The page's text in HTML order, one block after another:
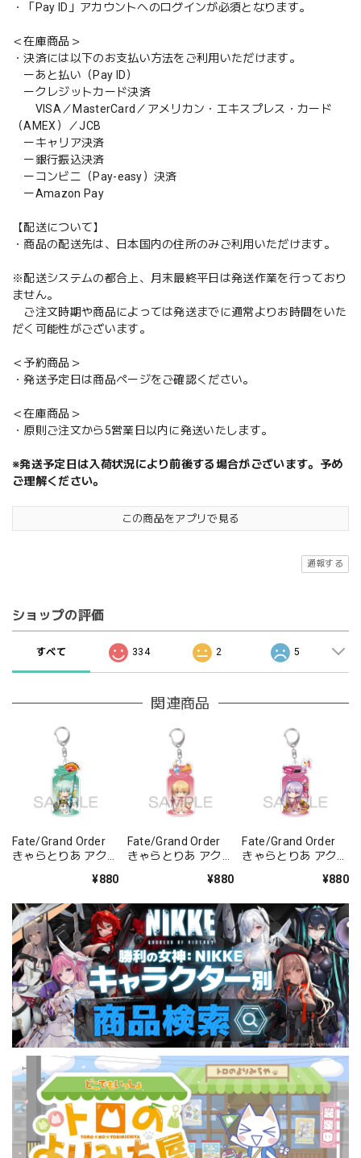
・「Pay ID」アカウントへのログインが必須となります。
＜在庫商品＞
・決済には以下のお支払い方法をご利用いただけます。
ーあと払い（Pay ID）
ークレジットカード決済
VISA／MasterCard／アメリカン・エキスプレス・カード
（AMEX）／JCB
ーキャリア決済
ー銀行振込決済
ーコンビニ（Pay-easy）決済
ーAmazon Pay
【配送について】
・商品の配送先は、日本国内の住所のみご利用いただけます。
※配送システムの都合上、月末最終平日は発送作業を行っており
ません。
ご注文時期や商品によっては発送までに通常よりお時間をいた
だく可能性がございます。
＜予約商品＞
・発送予定日は商品ページをご確認ください。
＜在庫商品＞
・原則ご注文から5営業日以内に発送いたします。
※発送予定日は入荷状況により前後する場合がございます。予め
ご理解ください。
この商品をアプリで見る
通報する
ショップの評価
すべて 334 2 5
関連商品
Fate/Grand Order
きゃらとりあ アクリ
¥880
Fate/Grand Order
きゃらとりあ アクリ
¥880
Fate/Grand Order
きゃらとりあ アクリ
バー/パッションリ
¥880